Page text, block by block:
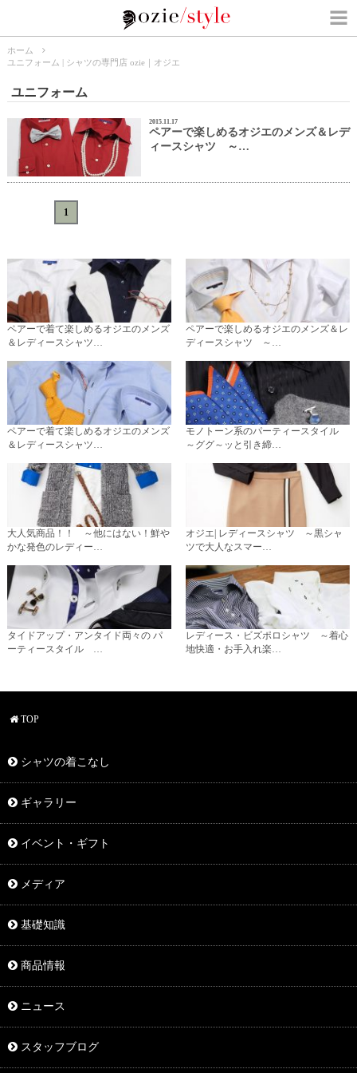
ホーム
ユニフォーム | シャツの専門店 ozie｜オジエ
ユニフォーム
2015.11.17
ペアーで楽しめるオジエのメンズ＆レデ
ィースシャツ ～…
1
ペアーで着て楽しめるオジエのメンズ
＆レディースシャツ…
ペアーで楽しめるオジエのメンズ＆レ
ディースシャツ ～…
ペアーで着て楽しめるオジエのメンズ
＆レディースシャツ…
モノトーン系のパーティースタイル
～ググ～ッと引き締…
大人気商品！！ ～他にはない！鮮や
かな発色のレディー…
オジエ| レディースシャツ ～黒シャ
ツで大人なスマー…
タイドアップ・アンタイド両々の パ
ーティースタイル …
レディース・ビズポロシャツ ～着心
地快適・お手入れ楽…
TOP
シャツの着こなし
ギャラリー
イベント・ギフト
メディア
基礎知識
商品情報
ニュース
スタッフブログ